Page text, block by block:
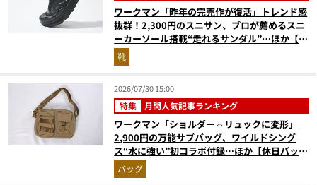
ワークマン「昨年の完売作が復活」トレンド感
抜群！2,300円のスニサン、プロが薦めるスニ
ーカーソール搭載“走れるサンダル”…ほか【夏
シューズの人気記事ランキングベスト3】
（2026年6月版）
靴
2026/07/30 15:00
特集 月間人気記事ランキング
ワークマン「ショルダー⇔リュックに変形」
2,900円の万能サブバッグ、ワイルドシング
ス“水に強い”初コラボ付録…ほか【休日バッグ
の人気記事ランキングベスト3】（2026年6月
版）
バッグ